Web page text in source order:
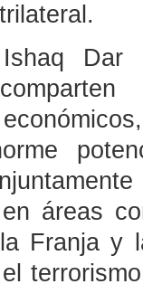
Ishaq
áreas
Franja y